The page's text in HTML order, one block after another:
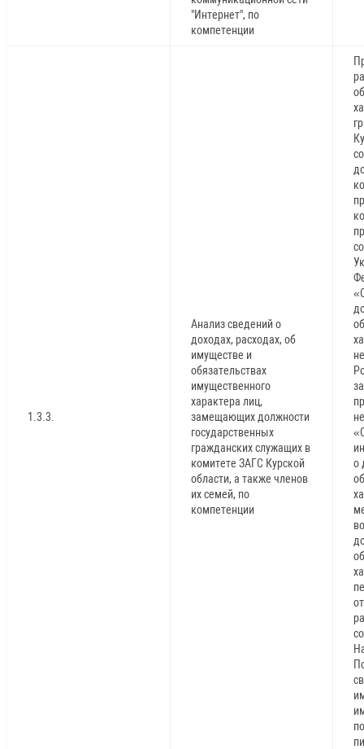
"Интернет", по
компетенции
1.3.3.
Анализ сведений о
доходах, расходах, об
имуществе и
обязательствах
имущественного
характера лиц,
замещающих должности
государственных
гражданских служащих в
комитете ЗАГС Курской
области, а также членов
их семей, по
компетенции
о